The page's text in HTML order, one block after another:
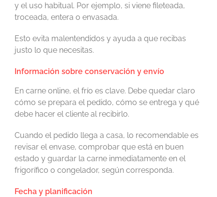
y el uso habitual. Por ejemplo, si viene fileteada,
troceada, entera o envasada.
Esto evita malentendidos y ayuda a que recibas
justo lo que necesitas.
Información sobre conservación y envío
En carne online, el frío es clave. Debe quedar claro
cómo se prepara el pedido, cómo se entrega y qué
debe hacer el cliente al recibirlo.
Cuando el pedido llega a casa, lo recomendable es
revisar el envase, comprobar que está en buen
estado y guardar la carne inmediatamente en el
frigorífico o congelador, según corresponda.
Fecha y planificación